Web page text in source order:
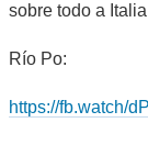
sobre todo a
Río Po:
https://fb.watch/